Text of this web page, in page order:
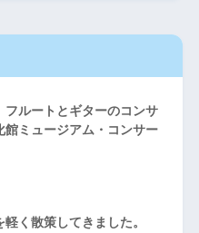
フルートとギターのコンサ
館ミュージアム・コンサー
く散策してきました。